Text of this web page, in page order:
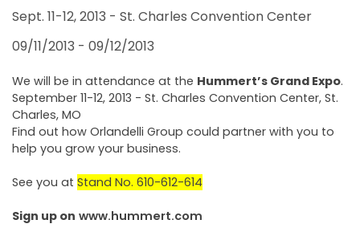
MORE RESULTS FOR YOU:
SUSTAINABILITY
FAIRS AND EVENTS
Sept. 11-12, 2013 - St. Charles Convention Center
09/11/2013 - 09/12/2013
We will be in attendance at the Hummert’s Grand Expo.
September 11-12, 2013 - St. Charles Convention Center, St.
Charles, MO
Find out how Orlandelli Group could partner with you to
help you grow your business.
See you at Stand No. 610-612-614
Sign up on www.hummert.com